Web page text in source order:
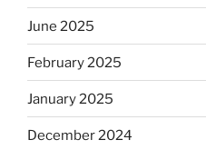
June 2025
February 2025
January 2025
December 2024